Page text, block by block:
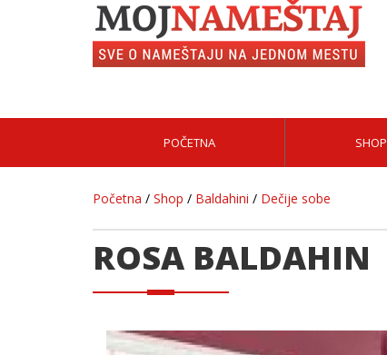
POČETNA SHOP
Početna / Shop / Baldahini / Dečije sobe
ROSA BALDAHIN